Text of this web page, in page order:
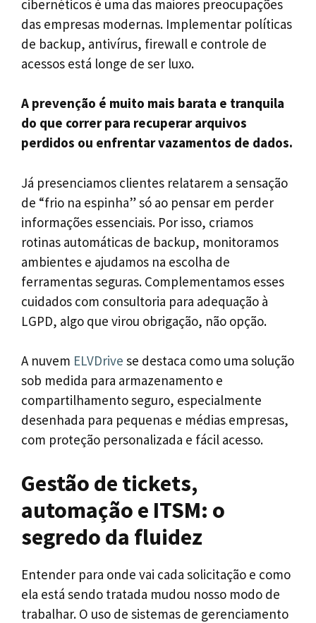
cibernéticos é uma das maiores preocupações
das empresas modernas. Implementar políticas
de backup, antivírus, firewall e controle de
acessos está longe de ser luxo.
A prevenção é muito mais barata e tranquila
do que correr para recuperar arquivos
perdidos ou enfrentar vazamentos de dados.
Já presenciamos clientes relatarem a sensação
de “frio na espinha” só ao pensar em perder
informações essenciais. Por isso, criamos
rotinas automáticas de backup, monitoramos
ambientes e ajudamos na escolha de
ferramentas seguras. Complementamos esses
cuidados com consultoria para adequação à
LGPD, algo que virou obrigação, não opção.
A nuvem ELVDrive se destaca como uma solução
sob medida para armazenamento e
compartilhamento seguro, especialmente
desenhada para pequenas e médias empresas,
com proteção personalizada e fácil acesso.
Gestão de tickets,
automação e ITSM: o
segredo da fluidez
Entender para onde vai cada solicitação e como
ela está sendo tratada mudou nosso modo de
trabalhar. O uso de sistemas de gerenciamento